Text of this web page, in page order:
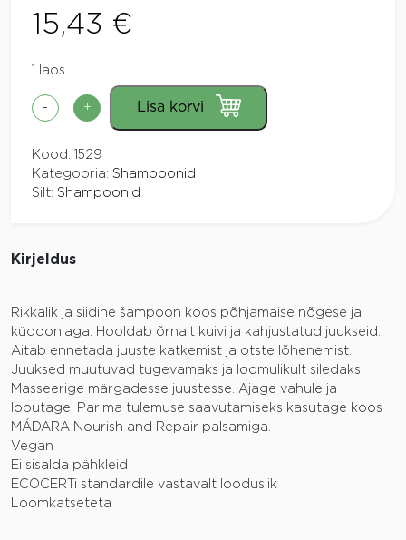
15,43 €
1 laos
-
Šampoon
ja
kahjustatud
juustele
kogus
+ Lisa korvi
Kood: 1529
Kategooria: Shampoonid
Silt: Shampoonid
Kirjeldus
Rikkalik ja siidine šampoon koos põhjamaise nõgese ja
küdooniaga. Hooldab õrnalt kuivi ja kahjustatud juukseid.
Aitab ennetada juuste katkemist ja otste lõhenemist.
Juuksed muutuvad tugevamaks ja loomulikult siledaks.
Masseerige märgadesse juustesse. Ajage vahule ja
loputage. Parima tulemuse saavutamiseks kasutage koos
MÁDARA Nourish and Repair palsamiga.
Vegan
Ei sisalda pähkleid
ECOCERTi standardile vastavalt looduslik
Loomkatseteta